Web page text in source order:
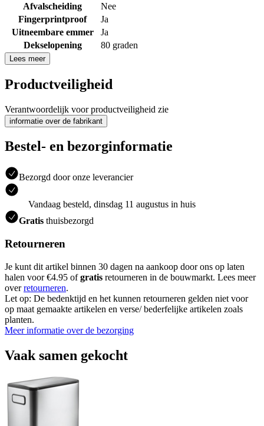
Afvalscheiding
Nee
Fingerprintproof
Ja
Uitneembare emmer
Ja
Dekselopening
80 graden
Lees meer
Productveiligheid
Verantwoordelijk voor productveiligheid zie
informatie over de fabrikant
Bestel- en bezorginformatie
Bezorgd door onze leverancier
Vandaag besteld, dinsdag 11 augustus in huis
Gratis thuisbezorgd
Retourneren
Je kunt dit artikel binnen 30 dagen na aankoop door ons op laten
halen voor €4.95 ofgratis retourneren in de bouwmarkt. Lees meer
overretourneren.
Let op: De bedenktijd en het kunnen retourneren gelden niet voor
op maat gemaakte artikelen en verse/ bederfelijke artikelen zoals
planten.
Meer informatie over de bezorging
Vaak samen gekocht